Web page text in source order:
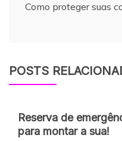
Post
Como proteger suas
POSTS
Reserva de
para montar a sua!